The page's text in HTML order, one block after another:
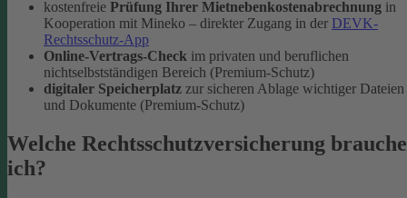
kostenfreie Prüfung Ihrer Mietnebenkostenabrechnung in
Kooperation mit Mineko – direkter Zugang in der DEVK-
Rechtsschutz-App
Online-Vertrags-Check im privaten und beruflichen
nichtselbstständigen Bereich (Premium-Schutz)
digitaler Speicherplatz zur sicheren Ablage wichtiger Dateien
und Dokumente (Premium-Schutz)
Welche Rechtsschutzversicherung brauche
ich?